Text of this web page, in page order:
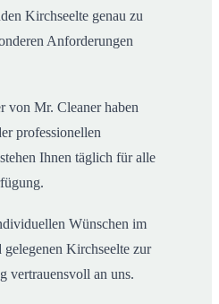
Kirchseelte genau zu
Anforderungen
von Mr. Cleaner haben
professionellen
Ihnen täglich für alle
Wünschen im
Kirchseelte zur
vertrauensvoll an uns.